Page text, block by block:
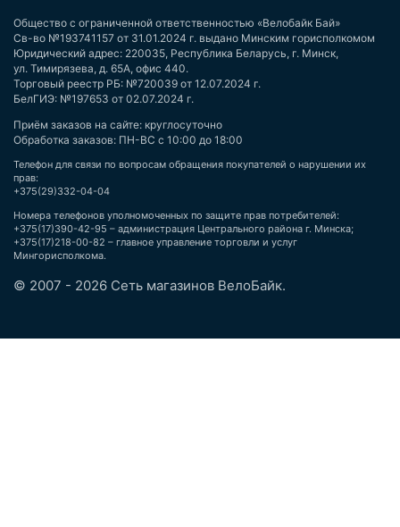
Общество с ограниченной ответственностью «Велобайк Бай»
Св-во №193741157 от 31.01.2024 г. выдано Минским горисполкомом
Юридический адрес: 220035, Республика Беларусь, г. Минск,
ул. Тимирязева, д. 65А, офис 440.
Торговый реестр РБ: №720039 от 12.07.2024 г.
БелГИЭ: №197653 от 02.07.2024 г.
Приём заказов на сайте: круглосуточно
Обработка заказов: ПН-ВС с 10:00 до 18:00
Телефон для связи по вопросам обращения покупателей о нарушении их
прав:
+375(29)332-04-04
Номера телефонов уполномоченных по защите прав потребителей:
+375(17)390-42-95 – администрация Центрального района г. Минска;
+375(17)218-00-82 – главное управление торговли и услуг
Мингорисполкома.
© 2007 - 2026 Сеть магазинов ВелоБайк.